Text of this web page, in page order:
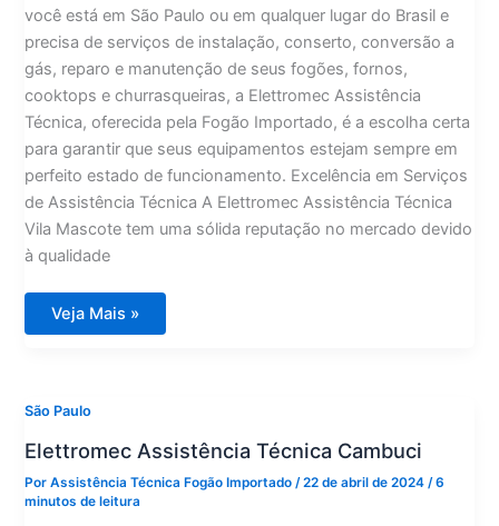
você está em São Paulo ou em qualquer lugar do Brasil e
precisa de serviços de instalação, conserto, conversão a
gás, reparo e manutenção de seus fogões, fornos,
cooktops e churrasqueiras, a Elettromec Assistência
Técnica, oferecida pela Fogão Importado, é a escolha certa
para garantir que seus equipamentos estejam sempre em
perfeito estado de funcionamento. Excelência em Serviços
de Assistência Técnica A Elettromec Assistência Técnica
Vila Mascote tem uma sólida reputação no mercado devido
à qualidade
Elettromec
Assistência
Veja Mais »
São Paulo
Elettromec Assistência Técnica Cambuci
PorAssistência Técnica Fogão Importado/22 de abril de 2024/6
minutos de leitura